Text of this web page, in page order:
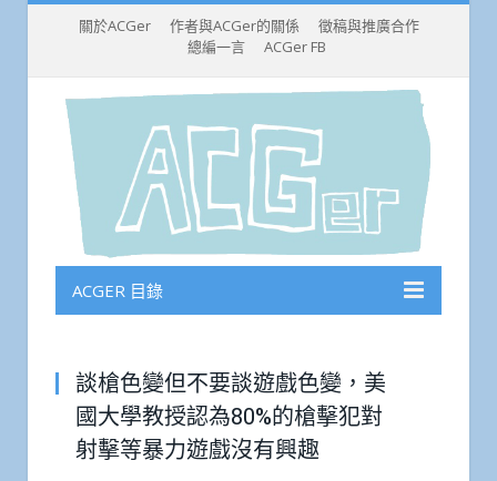
關於ACGer 作者與ACGer的關係
徵稿與推廣合作
總編一言
ACGer FB
ACGER 目錄
談槍色變但不要談遊戲色變，美
國大學教授認為80%的槍擊犯對
射擊等暴力遊戲沒有興趣